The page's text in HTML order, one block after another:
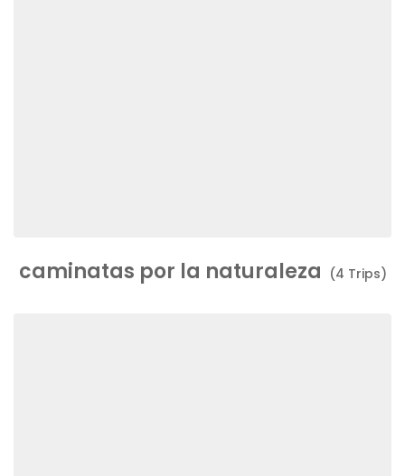
caminatas por la naturaleza (4 Trips)